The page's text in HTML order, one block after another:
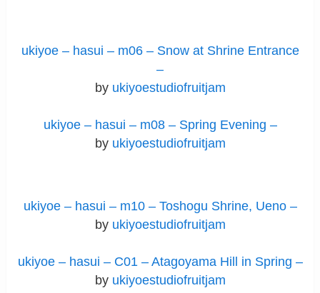
ukiyoe – hasui – m06 – Snow at Shrine Entrance
–
by ukiyoestudiofruitjam
ukiyoe – hasui – m08 – Spring Evening –
by ukiyoestudiofruitjam
ukiyoe – hasui – m10 – Toshogu Shrine, Ueno –
by ukiyoestudiofruitjam
ukiyoe – hasui – C01 – Atagoyama Hill in Spring –
by ukiyoestudiofruitjam